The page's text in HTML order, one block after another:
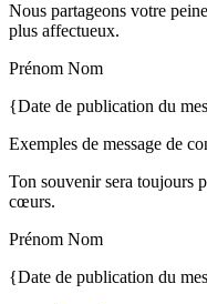
Nous partageons votre
plus affectueux.
Prénom Nom
{Date de publication du
Exemples de message de
Ton souvenir sera toujours
cœurs.
Prénom Nom
{Date de publication du